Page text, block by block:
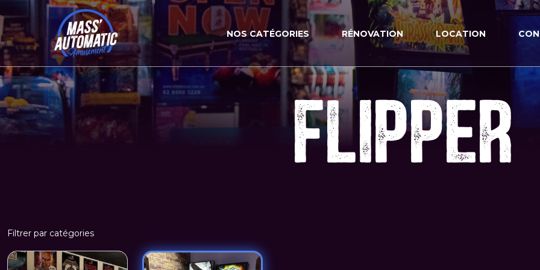
NOS CATÉGORIES RÉNOVATION LOCATION
FLIPPER
Filtrer par catégories